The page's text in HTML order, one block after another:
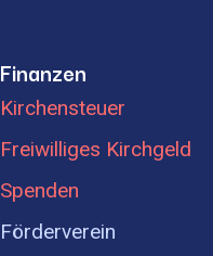
Finanzen
Kirchensteuer
Freiwilliges Kirchgeld
Spenden
Förderverein